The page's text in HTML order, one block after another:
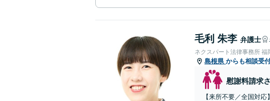
毛利 朱李 弁護士
ネクスパート法律事務所 福
島根県 からも相談受
慰謝料請求
【来所不要／全国対